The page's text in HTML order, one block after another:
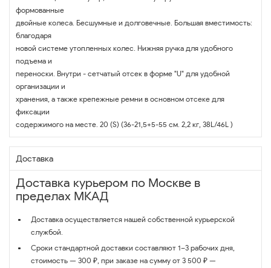
формованные
двойные колеса. Бесшумные и долговечные. Большая вместимость:
благодаря
новой системе утопленных колес. Нижняя ручка для удобного
подъема и
переноски. Внутри - сетчатый отсек в форме "U" для удобной
организации и
хранения, а также крепежные ремни в основном отсеке для
фиксации
содержимого на месте. 20 (S) (36-21,5+5-55 см. 2,2 кг, 38L/46L )
Доставка
Доставка курьером по Москве в
пределах МКАД
Доставка осуществляется нашей собственной курьерской
службой.
Сроки стандартной доставки составляют 1–3 рабочих дня,
стоимость — 300 ₽, при заказе на сумму от 3 500 ₽ —